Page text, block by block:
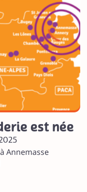
est née
Annemasse